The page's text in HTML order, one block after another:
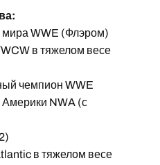
WWE (Флэром)
в тяжелом весе
чемпион WWE
NWA (с
в тяжелом весе